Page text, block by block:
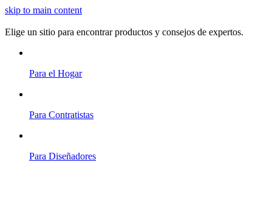
skip to main content
Elige un sitio para encontrar productos y consejos de expertos.
Para el Hogar
Para Contratistas
Para Diseñadores